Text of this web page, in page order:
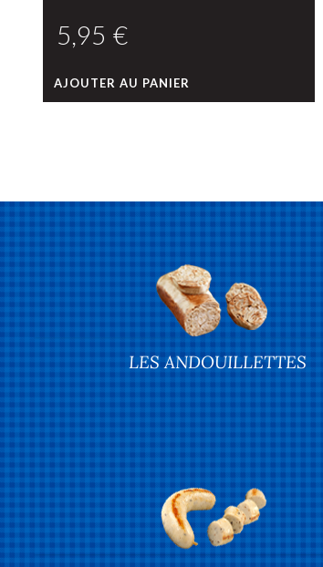
€
AJOUTER AU PANIER
LES ANDOUILLETTES